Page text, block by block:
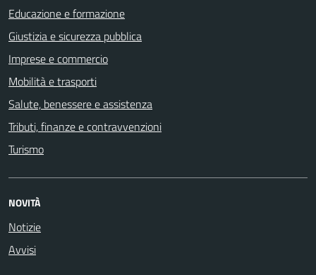
Educazione e formazione
Giustizia e sicurezza pubblica
Imprese e commercio
Mobilità e trasporti
Salute, benessere e assistenza
Tributi, finanze e contravvenzioni
Turismo
NOVITÀ
Notizie
Avvisi